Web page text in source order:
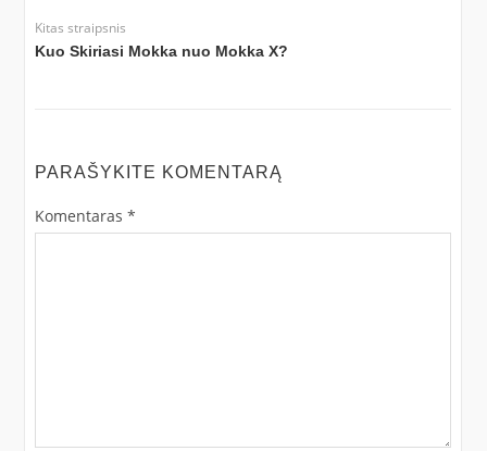
Kitas straipsnis
Kuo Skiriasi Mokka nuo Mokka X?
PARAŠYKITE KOMENTARĄ
Komentaras *